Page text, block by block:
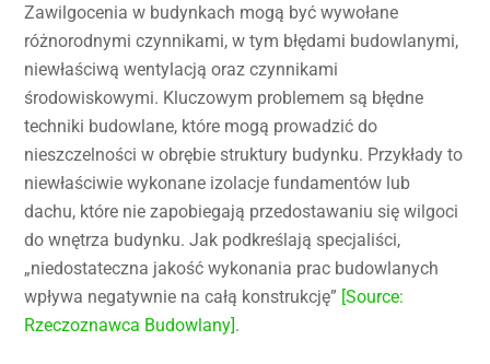
Zawilgocenia w budynkach mogą być wywołane
różnorodnymi czynnikami, w tym błędami budowlanymi,
niewłaściwą wentylacją oraz czynnikami
środowiskowymi. Kluczowym problemem są błędne
techniki budowlane, które mogą prowadzić do
nieszczelności w obrębie struktury budynku. Przykłady to
niewłaściwie wykonane izolacje fundamentów lub
dachu, które nie zapobiegają przedostawaniu się wilgoci
do wnętrza budynku. Jak podkreślają specjaliści,
„niedostateczna jakość wykonania prac budowlanych
wpływa negatywnie na całą konstrukcję” [Source:
Rzeczoznawca Budowlany].